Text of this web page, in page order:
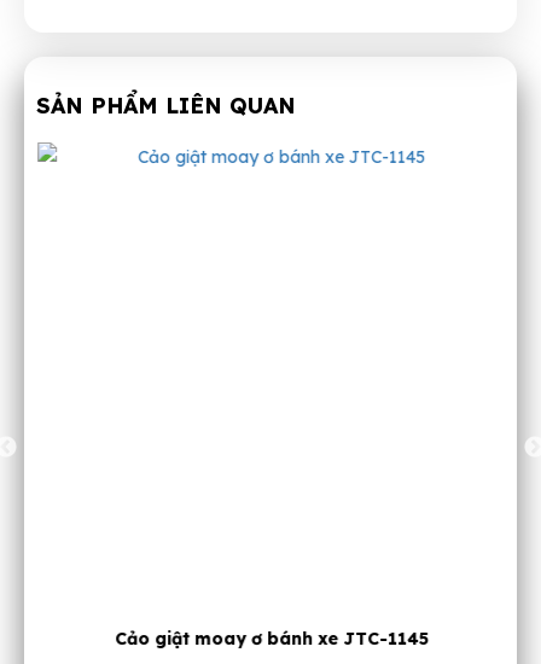
SẢN PHẨM LIÊN QUAN
Cảo giật moay ơ bánh xe JTC-1145